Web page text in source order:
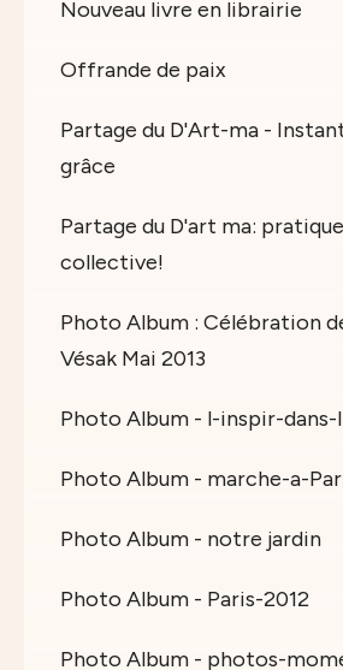
Nouveau livre en librairie
Offrande de paix
Partage du D'Art-ma -
grâce
Partage du D'art ma: pratique
collective!
Photo Album : Célébration
Vésak Mai 2013
Photo Album - l-inspir-
Photo Album - marche-a-
Photo Album - notre jardin
Photo Album - Paris-2012
Photo Album - photos-